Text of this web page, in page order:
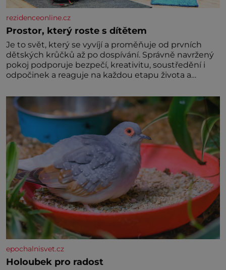
rezidenceonline.cz
Prostor, který roste s dítětem
Je to svět, který se vyvíjí a proměňuje od prvních
dětských krůčků až po dospívání. Správně navržený
pokoj podporuje bezpečí, kreativitu, soustředění i
odpočinek a reaguje na každou etapu života a
jednoduchost, měkkost a bezpečí, proto by pokoj
miminka měl působit především klidně a útulně.
Předškolní věk je
epochalnisvet.cz
Holoubek pro radost